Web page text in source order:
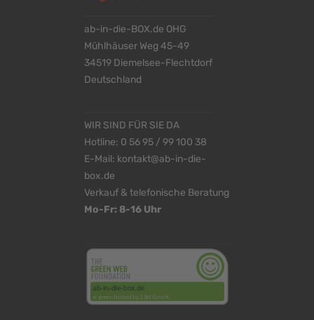
ab-in-die-BOX.de OHG
Mühlhäuser Weg 45-49
34519 Diemelsee-Flechtdorf
Deutschland
WIR SIND FÜR SIE DA
Hotline: 0 56 95 / 99 100 38
E-Mail: kontakt@ab-in-die-
box.de
Verkauf & telefonische Beratung
Mo-Fr: 8-16 Uhr